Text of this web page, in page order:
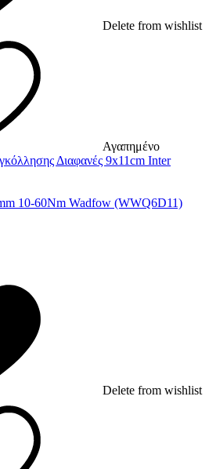
Delete from wishlist
Αγαπημένο
Διαφανές 9x11cm Inter
Delete from wishlist